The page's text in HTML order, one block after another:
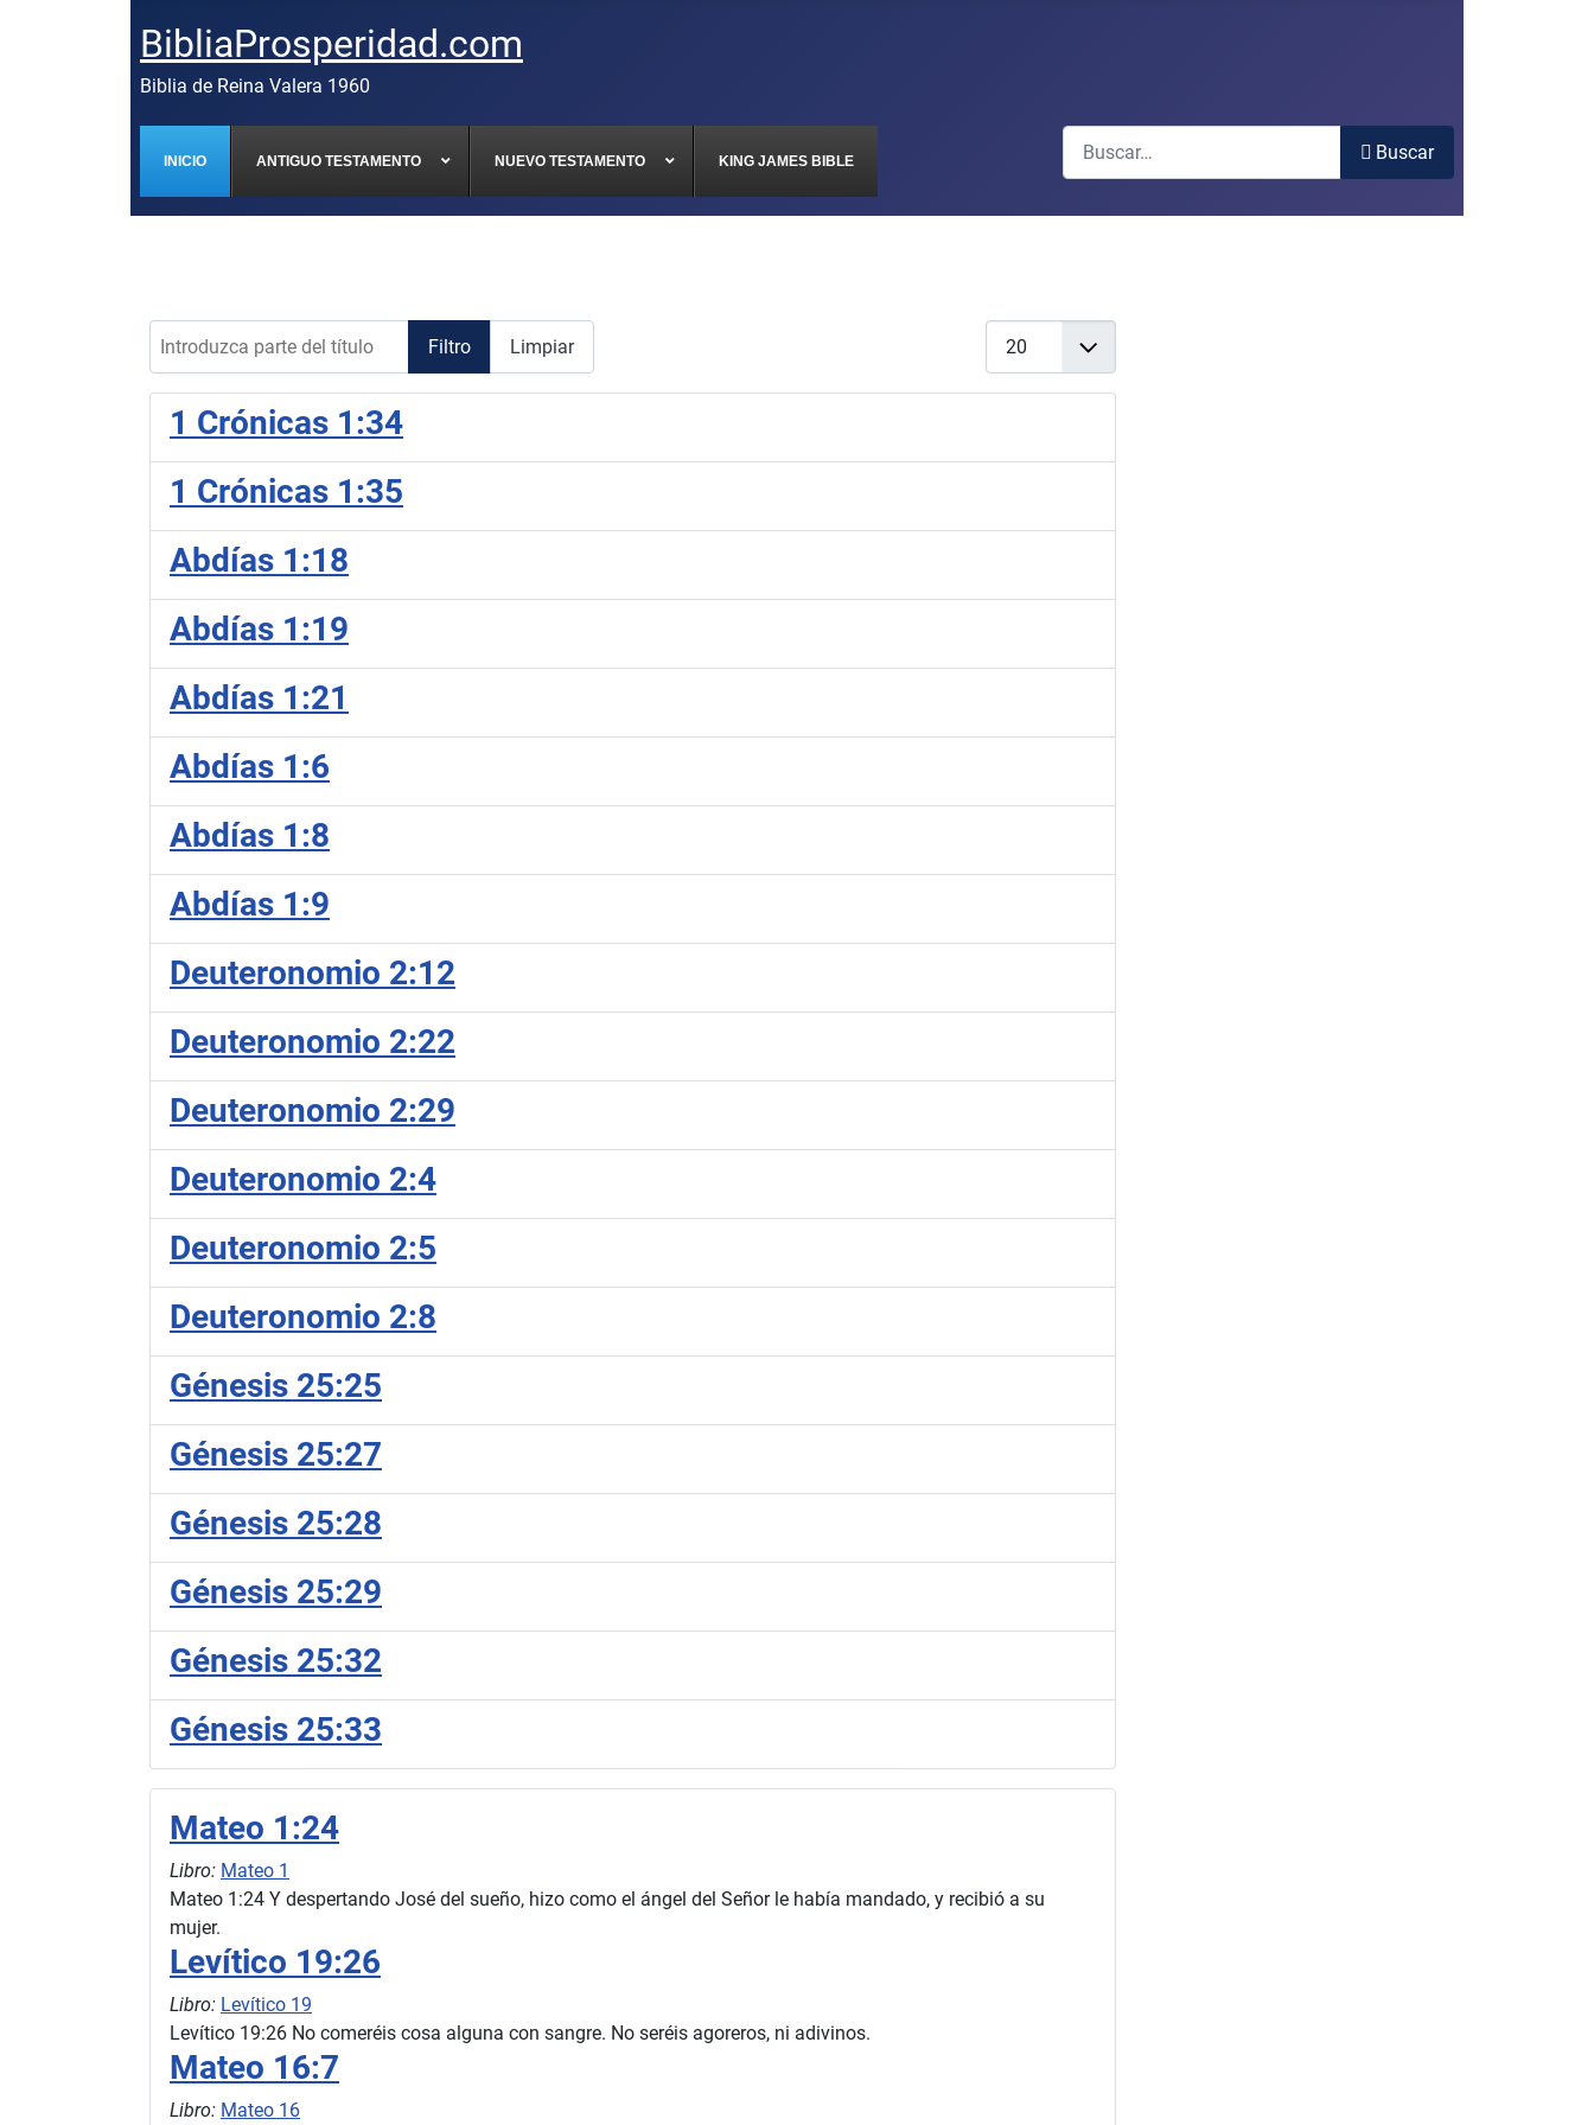
BibliaProsperidad.com
Biblia de Reina Valera 1960
INICIO ANTIGUO TESTAMENTO NUEVO TESTAMENTO KING JAMES BIBLE
Buscar
Buscar
Filtro Limpiar
1 Crónicas 1:34
1 Crónicas 1:35
Abdías 1:18
Abdías 1:19
Abdías 1:21
Abdías 1:6
Abdías 1:8
Abdías 1:9
Deuteronomio 2:12
Deuteronomio 2:22
Deuteronomio 2:29
Deuteronomio 2:4
Deuteronomio 2:5
Deuteronomio 2:8
Génesis 25:25
Génesis 25:27
Génesis 25:28
Génesis 25:29
Génesis 25:32
Génesis 25:33
Mateo 1:24
Libro: Mateo 1
Mateo 1:24 Y despertando José del sueño, hizo como el ángel del Señor le había mandado, y recibió a su
mujer.
Levítico 19:26
Libro: Levítico 19
Levítico 19:26 No comeréis cosa alguna con sangre. No seréis agoreros, ni adivinos.
Mateo 16:7
Libro: Mateo 16